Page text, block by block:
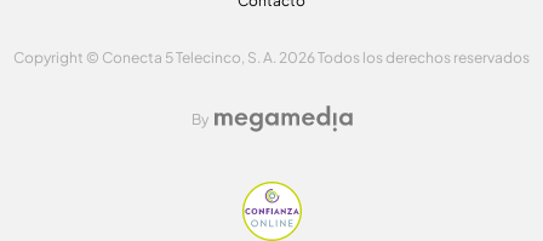
Copyright © Conecta 5 Telecinco, S. A. 2026 Todos los derechos reservados
By